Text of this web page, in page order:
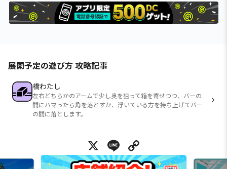
展開予定の遊び方 攻略記事
橋わたし
左右どちらかのアームで少し奥を狙って箱を寄せつつ、バーの
間にハマったら角を落とすか、浮いている方を持ち上げてバー
の間に落とします。
X Line